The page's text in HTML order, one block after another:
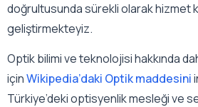
doğrultusunda sürekli olarak hizmet
geliştirmekteyiz.
Optik bilimi ve teknolojisi hakkında
içinWikipedia’daki Optik maddesini
Türkiye’deki optisyenlik mesleği ve